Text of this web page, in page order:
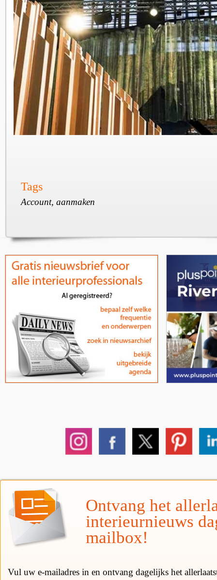
Tags
Account, aanmaken
Ontvang het
interieurnieuws
mailbox!
Vul uw e-mailadres in en ontvang dagelijks het